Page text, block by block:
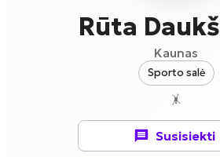
Rūta
Kaunas
Sporto salė
🤸
Susisiekti